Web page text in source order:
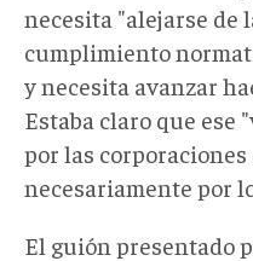
necesita "alejarse de
cumplimiento
y necesita avanzar
Estaba claro que ese
por las
necesariamente por
El guión presentado